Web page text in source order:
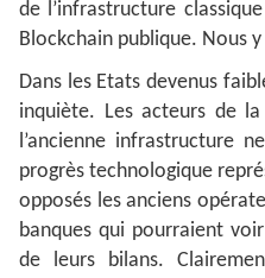
de l’infrastructure
Blockchain publique. Nous
Dans les Etats devenus
inquiète. Les acteurs de
l’ancienne infrastructure
progrès technologique
opposés les anciens
banques qui pourraient
de leurs bilans.